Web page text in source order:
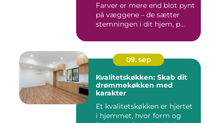
Farver er mere end blot pynt
på væggene – de sætter
stemningen i dit hjem, p...
09. sep
Kvalitetskøkken: Skab dit
drømmekøkken med
karakter
Et kvalitetskøkken er hjertet
i hjemmet, hvor form og